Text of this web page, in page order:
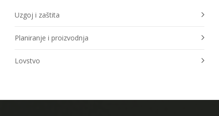
Uzgoj i zaštita
Planiranje i proizvodnja
Lovstvo